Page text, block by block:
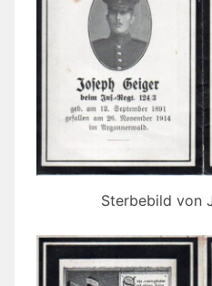
Sterbebild von